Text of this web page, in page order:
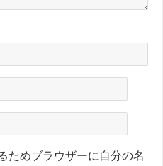
ためブラウザーに自分の名